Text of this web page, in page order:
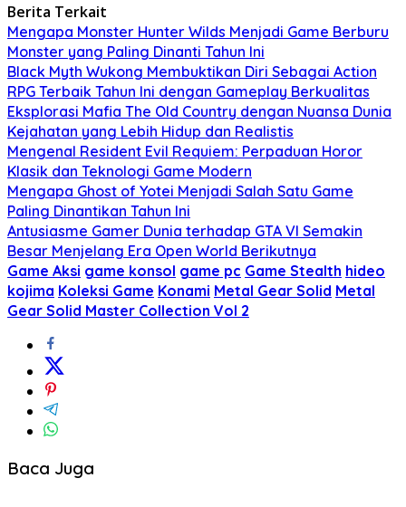
Berita Terkait
Mengapa Monster Hunter Wilds Menjadi Game Berburu
Monster yang Paling Dinanti Tahun Ini
Black Myth Wukong Membuktikan Diri Sebagai Action
RPG Terbaik Tahun Ini dengan Gameplay Berkualitas
Eksplorasi Mafia The Old Country dengan Nuansa Dunia
Kejahatan yang Lebih Hidup dan Realistis
Mengenal Resident Evil Requiem: Perpaduan Horor
Klasik dan Teknologi Game Modern
Mengapa Ghost of Yotei Menjadi Salah Satu Game
Paling Dinantikan Tahun Ini
Antusiasme Gamer Dunia terhadap GTA VI Semakin
Besar Menjelang Era Open World Berikutnya
Game Aksi game konsol game pc Game Stealth hideo
kojima Koleksi Game Konami Metal Gear Solid Metal
Gear Solid Master Collection Vol 2
Baca Juga